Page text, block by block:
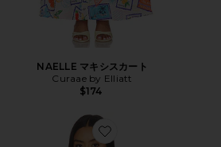
NAELLE マキシスカート
Curaae by Elliatt
$174
Favorite KATIA トップ